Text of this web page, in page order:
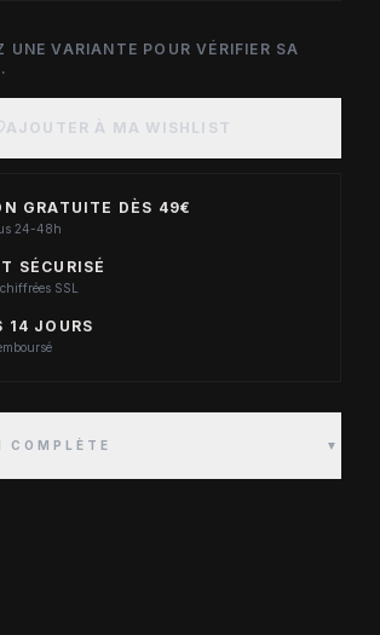
UNE VARIANTE POUR VÉRIFIER SA
AJOUTER À MA WISHLIST
GRATUITE DÈS 49€
24-48h
SÉCURISÉ
SSL
14 JOURS
COMPLÈTE ▼